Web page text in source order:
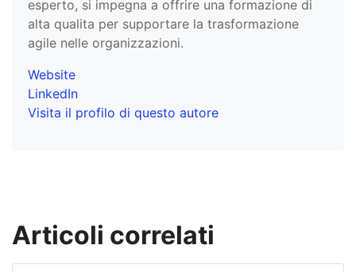
esperto, si impegna a offrire una formazione di
alta qualita per supportare la trasformazione
agile nelle organizzazioni.
Website
LinkedIn
Visita il profilo di questo autore
Articoli correlati